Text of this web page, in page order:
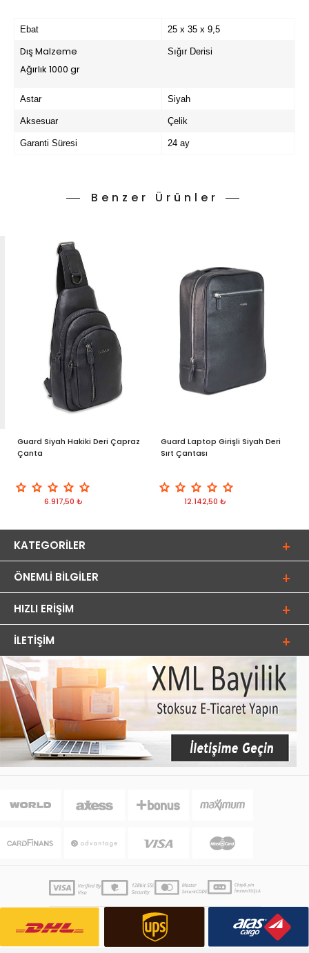
Ebat 25 x 35 x 9,5
Dış Malzeme
Ağırlık 1000 gr
Sığır Derisi
Astar Siyah
Aksesuar Çelik
Garanti Süresi 24 ay
Benzer Ürünler
Guard Siyah Hakiki Deri Çapraz
Çanta
6.917,50 ₺
Guard Laptop Girişli Siyah Deri
Sırt Çantası
12.142,50 ₺
KATEGORILER
ÖNEMLI BILGILER
HIZLI ERIŞIM
İLETIŞIM